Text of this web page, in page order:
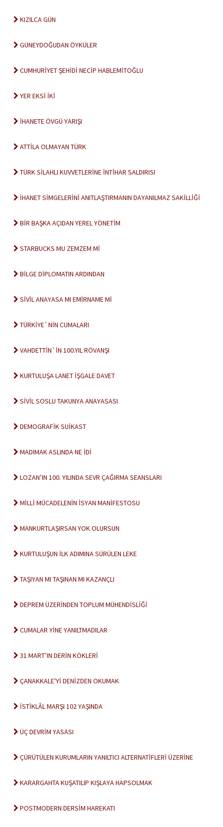
KIZILCA GÜN
GÜNEYDOĞUDAN ÖYKÜLER
CUMHURİYET ŞEHİDİ NECİP HABLEMİTOĞLU
YER EKSİ İKİ
İHANETE ÖVGÜ YARIŞI
ATTİLA OLMAYAN TÜRK
TÜRK SİLAHLI KUVVETLERİNE İNTİHAR SALDIRISI
İHANET SİMGELERİNİ ANITLAŞTIRMANIN DAYANILMAZ SAKİLLİĞİ
BİR BAŞKA AÇIDAN YEREL YÖNETİM
STARBUCKS MU ZEMZEM Mİ
BİLGE DİPLOMATIN ARDINDAN
SİVİL ANAYASA MI EMİRNAME Mİ
TÜRKİYE`NİN CUMALARI
VAHDETTİN`İN 100.YIL RÖVANŞI
KURTULUŞA LANET İŞGALE DAVET
SİVİL SOSLU TAKUNYA ANAYASASI
DEMOGRAFİK SUİKAST
MADIMAK ASLINDA NE İDİ
LOZAN’IN 100. YILINDA SEVR ÇAĞIRMA SEANSLARI
MİLLİ MÜCADELENİN İSYAN MANİFESTOSU
MANKURTLAŞIRSAN YOK OLURSUN
KURTULUŞUN İLK ADIMINA SÜRÜLEN LEKE
TAŞIYAN MI TAŞINAN MI KAZANÇLI
DEPREM ÜZERİNDEN TOPLUM MÜHENDİSLİĞİ
CUMALAR YİNE YANILTMADILAR
31 MART’IN DERİN KÖKLERİ
ÇANAKKALE'Yİ DENİZDEN OKUMAK
İSTİKLÂL MARŞI 102 YAŞINDA
ÜÇ DEVRİM YASASI
ÇÜRÜTÜLEN KURUMLARIN YANILTICI ALTERNATİFLERİ ÜZERİNE
KARARGAHTA KUŞATILIP KIŞLAYA HAPSOLMAK
POSTMODERN DERSİM HAREKATI